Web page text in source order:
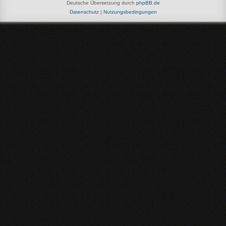
Deutsche Übersetzung durch phpBB.de
Datenschutz| Nutzungsbedingungen